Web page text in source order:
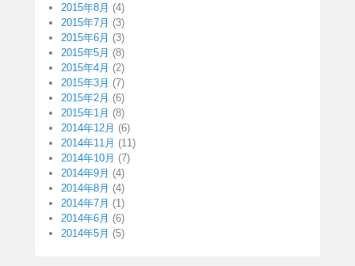
2015年8月 (4)
2015年7月 (3)
2015年6月 (3)
2015年5月 (8)
2015年4月 (2)
2015年3月 (7)
2015年2月 (6)
2015年1月 (8)
2014年12月 (6)
2014年11月 (11)
2014年10月 (7)
2014年9月 (4)
2014年8月 (4)
2014年7月 (1)
2014年6月 (6)
2014年5月 (5)